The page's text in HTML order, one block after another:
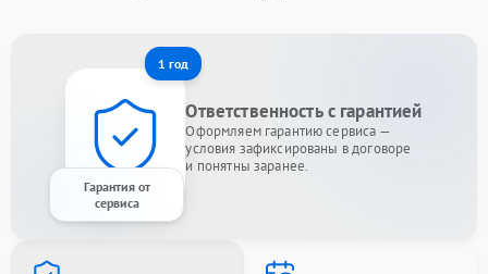
1 год
Гарантия от
сервиса
Ответственность с гарантией
Оформляем гарантию сервиса —
условия зафиксированы в договоре
и понятны заранее.